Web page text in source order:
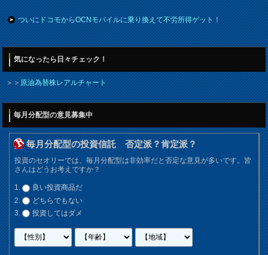
ついにドコモからOCNモバイルに乗り換えて不労所得ゲット！
気になったら日々チェック！
＞＞原油為替株レアルチャート
毎月分配型の意見募集中
毎月分配型の投資信託 否定派？肯定派？
投資のセオリーでは、毎月分配型は非効率だと否定な意見が多いです。皆
さんはどうお考えですか？
良い投資商品だ
どちらでもない
投資してはダメ